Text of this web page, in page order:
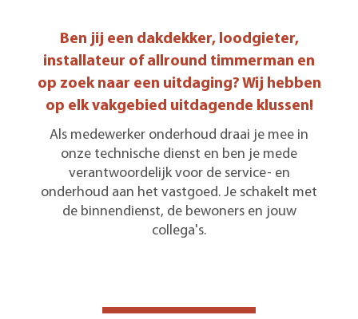
Ben jij een dakdekker, loodgieter,
installateur of allround timmerman en
op zoek naar een uitdaging? Wij hebben
op elk vakgebied uitdagende klussen!
Als medewerker onderhoud draai je mee in
onze technische dienst en ben je mede
verantwoordelijk voor de service- en
onderhoud aan het vastgoed. Je schakelt met
de binnendienst, de bewoners en jouw
collega's.